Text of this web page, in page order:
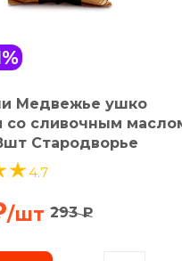
%
Медвежье ушко
со сливочным
Стародворье
4.7
/шт 293₽